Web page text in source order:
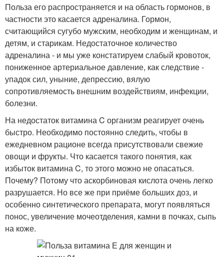
Польза его распространяется и на область гормонов, в
частности это касается адреналина. Гормон,
считающийся сугубо мужским, необходим и женщинам, и
детям, и старикам. Недостаточное количество
адреналина - и мы уже констатируем слабый кровоток,
пониженное артериальное давление, как следствие -
упадок сил, уныние, депрессию, вялую
сопротивляемость внешним воздействиям, инфекции,
болезни.
На недостаток витамина C организм реагирует очень
быстро. Необходимо постоянно следить, чтобы в
ежедневном рационе всегда присутствовали свежие
овощи и фрукты. Что касается такого понятия, как
избыток витамина C, то этого можно не опасаться.
Почему? Потому что аскорбиновая кислота очень легко
разрушается. Но все же при приёме больших доз, и
особенно синтетического препарата, могут появляться
понос, увеличение мочеотделения, камни в почках, сыпь
на коже.